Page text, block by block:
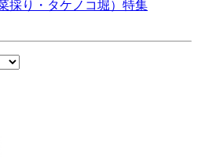
採り・タケノコ堀）特集